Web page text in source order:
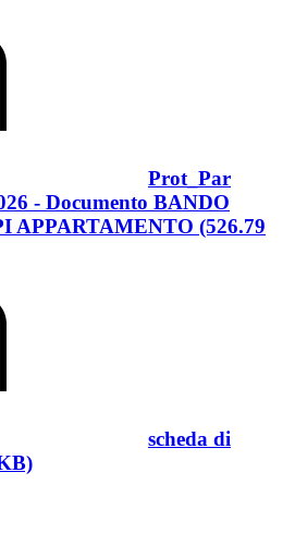
Prot_Par
- Documento BANDO
APPARTAMENTO (526.79
scheda di